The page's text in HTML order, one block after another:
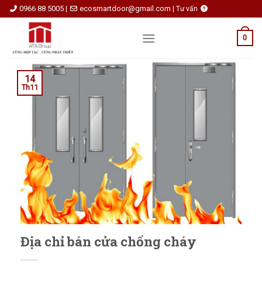
Skip
to
0966 88 5005 | ecosmartdoor@gmail.com | Tư vấn
0
Địa chỉ bán cửa chống cháy
14
Th11